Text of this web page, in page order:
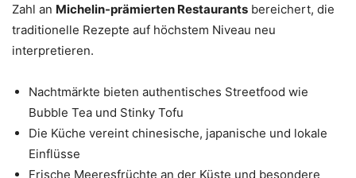
Zahl an Michelin-prämierten Restaurants bereichert, die
traditionelle Rezepte auf höchstem Niveau neu
interpretieren.
Nachtmärkte bieten authentisches Streetfood wie
Bubble Tea und Stinky Tofu
Die Küche vereint chinesische, japanische und lokale
Einflüsse
Frische Meeresfrüchte an der Küste und besondere